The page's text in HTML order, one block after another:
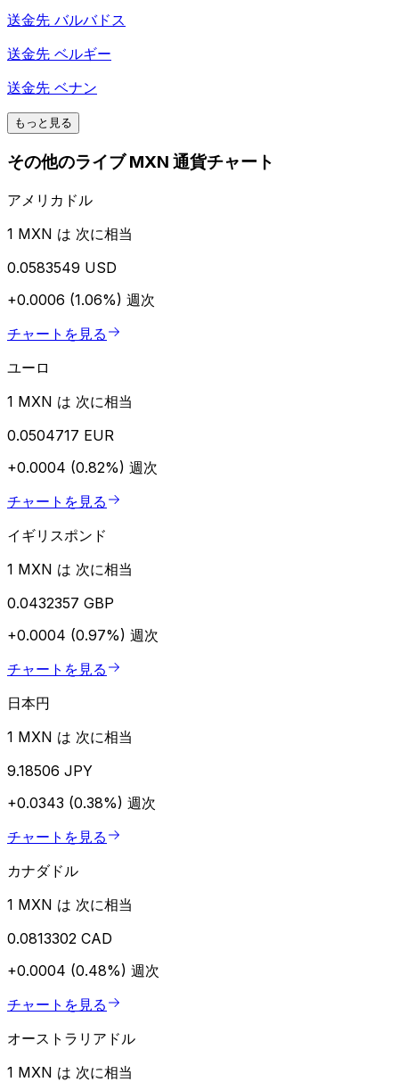
送金先 バルバドス
送金先 ベルギー
送金先 ベナン
もっと見る
その他のライブ MXN 通貨チャート
アメリカドル
1 MXN は 次に相当
0.0583549 USD
+0.0006 (1.06%) 週次
チャートを見る
ユーロ
1 MXN は 次に相当
0.0504717 EUR
+0.0004 (0.82%) 週次
チャートを見る
イギリスポンド
1 MXN は 次に相当
0.0432357 GBP
+0.0004 (0.97%) 週次
チャートを見る
日本円
1 MXN は 次に相当
9.18506 JPY
+0.0343 (0.38%) 週次
チャートを見る
カナダドル
1 MXN は 次に相当
0.0813302 CAD
+0.0004 (0.48%) 週次
チャートを見る
オーストラリアドル
1 MXN は 次に相当